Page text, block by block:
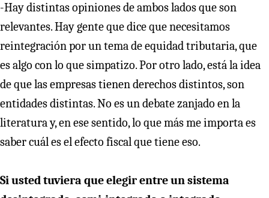
-Hay distintas opiniones de ambos lados que son
relevantes. Hay gente que dice que necesitamos
reintegración por un tema de equidad tributaria, que
es algo con lo que simpatizo. Por otro lado, está la idea
de que las empresas tienen derechos distintos, son
entidades distintas. No es un debate zanjado en la
literatura y, en ese sentido, lo que más me importa es
saber cuál es el efecto fiscal que tiene eso.
Si usted tuviera que elegir entre un sistema